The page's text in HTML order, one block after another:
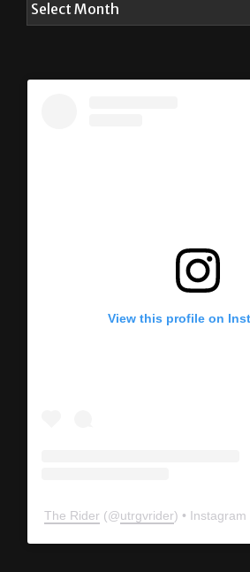
View this profile on
The Rider (@utrgvrider) •